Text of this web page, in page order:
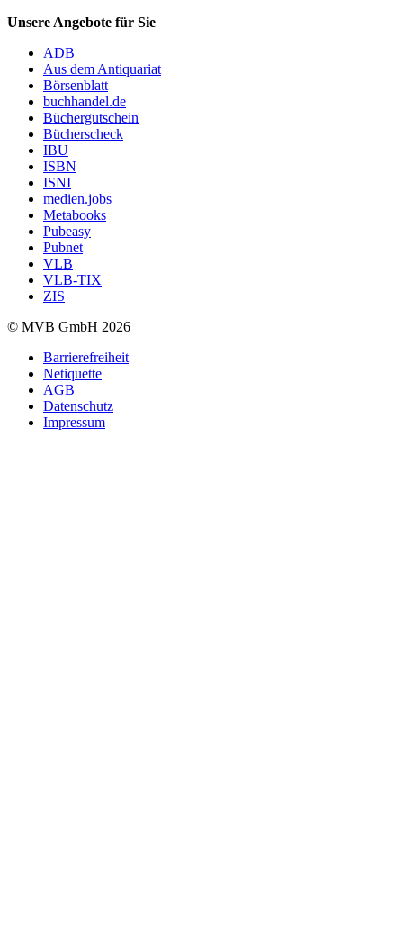
Unsere Angebote für Sie
ADB
Aus dem Antiquariat
Börsenblatt
buchhandel.de
Büchergutschein
Bücherscheck
IBU
ISBN
ISNI
medien.jobs
Metabooks
Pubeasy
Pubnet
VLB
VLB-TIX
ZIS
© MVB GmbH 2026
Barrierefreiheit
Netiquette
AGB
Datenschutz
Impressum